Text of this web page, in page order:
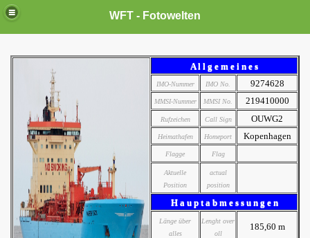
WFT - Fotowelten
A l l g e m e i n e s
IMO-Nummer IMO No. 9274628
MMSI-Nummer MMSI No. 219410000
Rufzeichen Call Sign OUWG2
Heimathafen Homeport Kopenhagen
Flagge Flag
Aktuelle
Position
actual
position
H a u p t a b m e s s u n g e n
Länge über
alles
Lenght over
oll
185,60 m